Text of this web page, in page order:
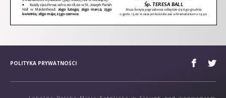
POLITYKA PRYWATNOŚCI